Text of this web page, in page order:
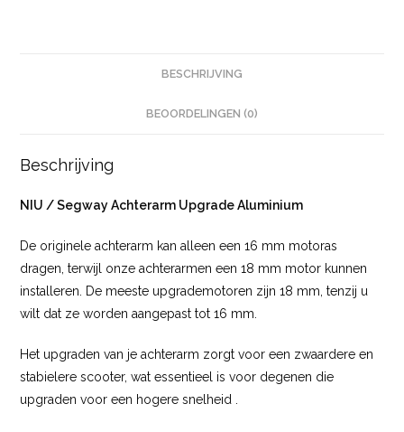
BESCHRIJVING
BEOORDELINGEN (0)
Beschrijving
NIU / Segway Achterarm Upgrade Aluminium
De originele achterarm kan alleen een 16 mm motoras
dragen, terwijl onze achterarmen een 18 mm motor kunnen
installeren. De meeste upgrademotoren zijn 18 mm, tenzij u
wilt dat ze worden aangepast tot 16 mm.
Het upgraden van je achterarm zorgt voor een zwaardere en
stabielere scooter, wat essentieel is voor degenen die
upgraden voor een hogere snelheid .